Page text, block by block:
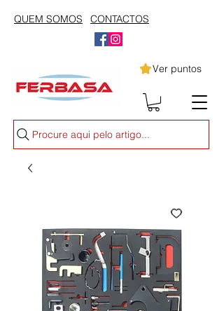
QUEM SOMOS CONTACTOS
Ver puntos
Procure aqui pelo artigo...